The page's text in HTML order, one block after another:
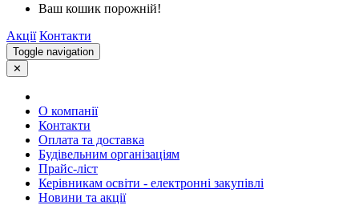
Ваш кошик порожній!
Акції Контакти
Toggle navigation
✕
О компанії
Контакти
Оплата та доставка
Будівельним організаціям
Прайс-ліст
Керівникам освіти - електронні закупівлі
Новини та акції